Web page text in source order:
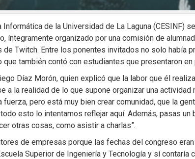
de la Universidad de La Laguna (CESINF)
íntegramente organizado por una comisión de
Twitch. Entre los ponentes invitados no solo
también contó con estudiantes que presentaron
Díaz Morón, quien explicó que la labor que él
a la realidad de lo que supone organizar una
pero está muy bien crear comunidad, que la
esto lo intentamos reflejar aquí. Además, pasas
otras cosas, como asistir a charlas”.
de empresas porque las fechas del congreso
Superior de Ingeniería y Tecnología y sí